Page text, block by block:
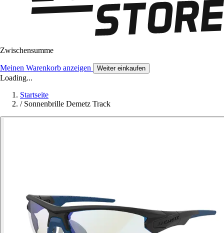
Zwischensumme
Meinen Warenkorb anzeigen Weiter einkaufen
Loading...
Startseite
/ Sonnenbrille Demetz Track